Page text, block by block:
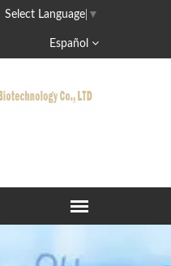
Select Language ▼
Español